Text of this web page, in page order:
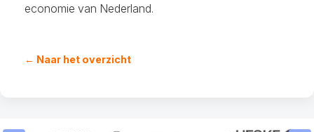
economie van Nederland.
← Naar het overzicht